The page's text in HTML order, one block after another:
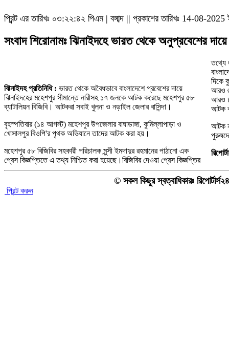
প্রিন্ট এর তারিখঃ ০৩:২২:৪২ পিএম| বঙ্গাব্দ || প্রকাশের তারিখঃ 14-08-2025
সংবাদ শিরোনামঃ ঝিনাইদহে ভারত থেকে অনুপ্রবেশের
ঝিনাইদহ প্রতিনিধি : ভারত থেকে অবৈধভাবে বাংলাদেশে প্রবেশের দায়ে
ঝিনাইদহের মহেশপুর সীমান্তে নারীসহ ১৭ জনকে আটক করেছে মহেশপুর ৫৮
ব্যাটালিয়ন বিজিবি। আটকরা সবাই খুলনা ও নড়াইল জেলার বাসিন্দা।
বৃহস্পতিবার (১৪ আগস্ট) মহেশপুর উপজেলার বাঘাডাঙ্গা, কুমিল্লাপাড়া ও
খোসালপুর বিওপি'র পৃথক অভিযানে তাদের আটক করা হয়।
মহেশপুর ৫৮ বিজিবির সহকারী পরিচালক মুন্সী ইমদাদুর রহমানের পাঠানো এক
প্রেস বিজ্ঞপ্তিতে এ তথ্য নিশ্চিত করা হয়েছে।বিজিবির দেওয়া প্রেস বিজ্ঞপ্তির
তথ্যে
দিকে
আরও ৬
আরও ৪
আটক
আটক
© সকল কিছুর স্বত্বাধিকারঃ
প্রিন্ট করুন